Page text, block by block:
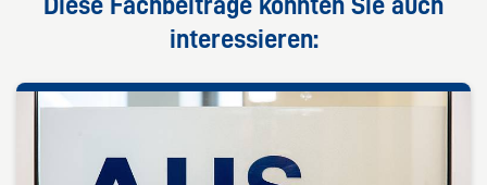
Diese Fachbeiträge könnten Sie auch
interessieren: